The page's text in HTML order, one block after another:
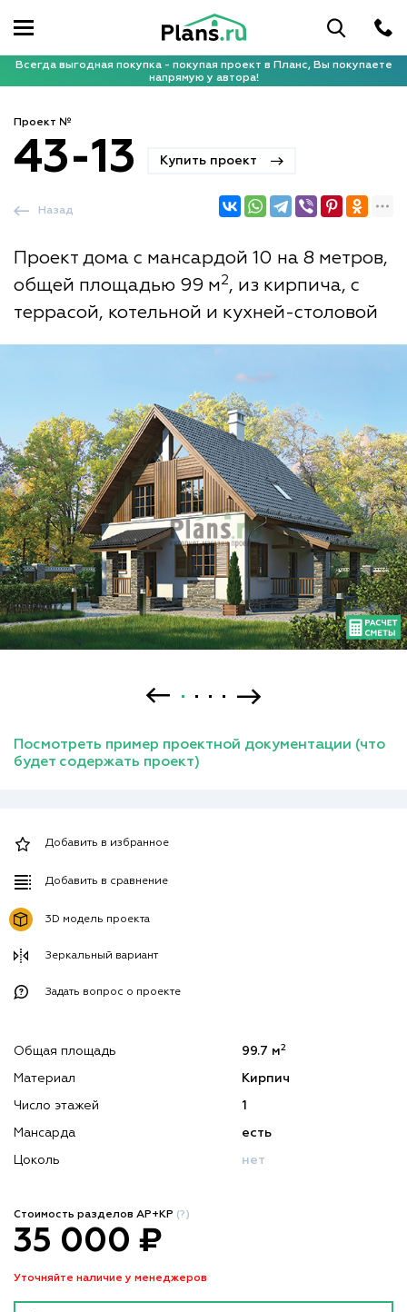
Всегда выгодная покупка - покупая проект в Планс, Вы покупаете
напрямую у автора!
Проект №
43-13 Купить проект
Проект дома с мансардой 10 на 8 метров,
общей площадью 99 м2, из кирпича, с
террасой, котельной и кухней-столовой
Назад
Посмотреть пример проектной документации (что
будет содержать проект)
Добавить в избранное
Добавить в сравнение
3D модель проекта
Зеркальный вариант
Задать вопрос о проекте
Общая площадь 99.7 м2
Материал Кирпич
Число этажей 1
Мансарда есть
Цоколь нет
Стоимость разделов АР+КР (?)
35 000 ₽
Уточняйте наличие у менеджеров